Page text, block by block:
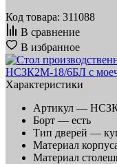
Код товара: 311088
В сравнение
В избранное
Характеристики
Артикул —
Борт — есть
Тип дверей —
Материал
Материал